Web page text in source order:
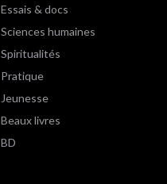
Essais & docs
Sciences humaines
Spiritualités
Pratique
Jeunesse
Beaux livres
BD